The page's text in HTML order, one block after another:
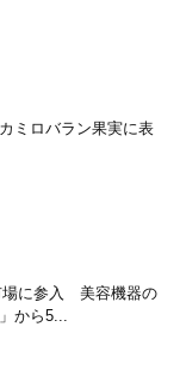
ミロバラン果実に表
場に参入 美容機器の
から5...